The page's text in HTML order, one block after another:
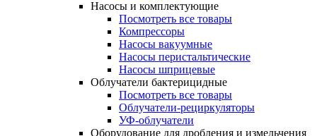
Насосы и комплектующие
Посмотреть все товары
Компрессоры
Насосы вакуумные
Насосы перистальтические
Насосы шприцевые
Облучатели бактерицидные
Посмотреть все товары
Облучатели-рециркуляторы
УФ-облучатели
Оборудование для дробления и измельчения